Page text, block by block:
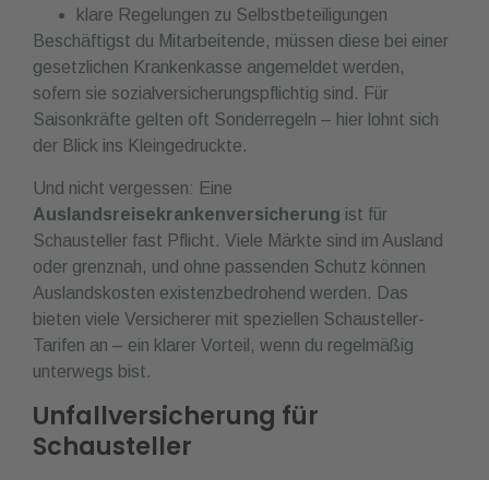
klare Regelungen zu Selbstbeteiligungen
Beschäftigst du Mitarbeitende, müssen diese bei einer
gesetzlichen Krankenkasse angemeldet werden,
sofern sie sozialversicherungspflichtig sind. Für
Saisonkräfte gelten oft Sonderregeln – hier lohnt sich
der Blick ins Kleingedruckte.
Und nicht vergessen: Eine
Auslandsreisekrankenversicherung ist für
Schausteller fast Pflicht. Viele Märkte sind im Ausland
oder grenznah, und ohne passenden Schutz können
Auslandskosten existenzbedrohend werden. Das
bieten viele Versicherer mit speziellen Schausteller-
Tarifen an – ein klarer Vorteil, wenn du regelmäßig
unterwegs bist.
Unfallversicherung für
Schausteller